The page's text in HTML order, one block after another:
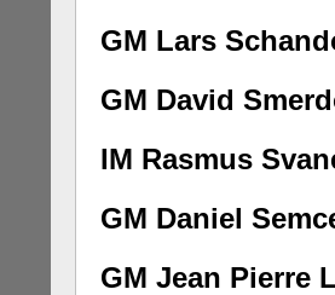
GM Lars
GM David
IM Rasmus
GM Daniel
GM Jean Pierre